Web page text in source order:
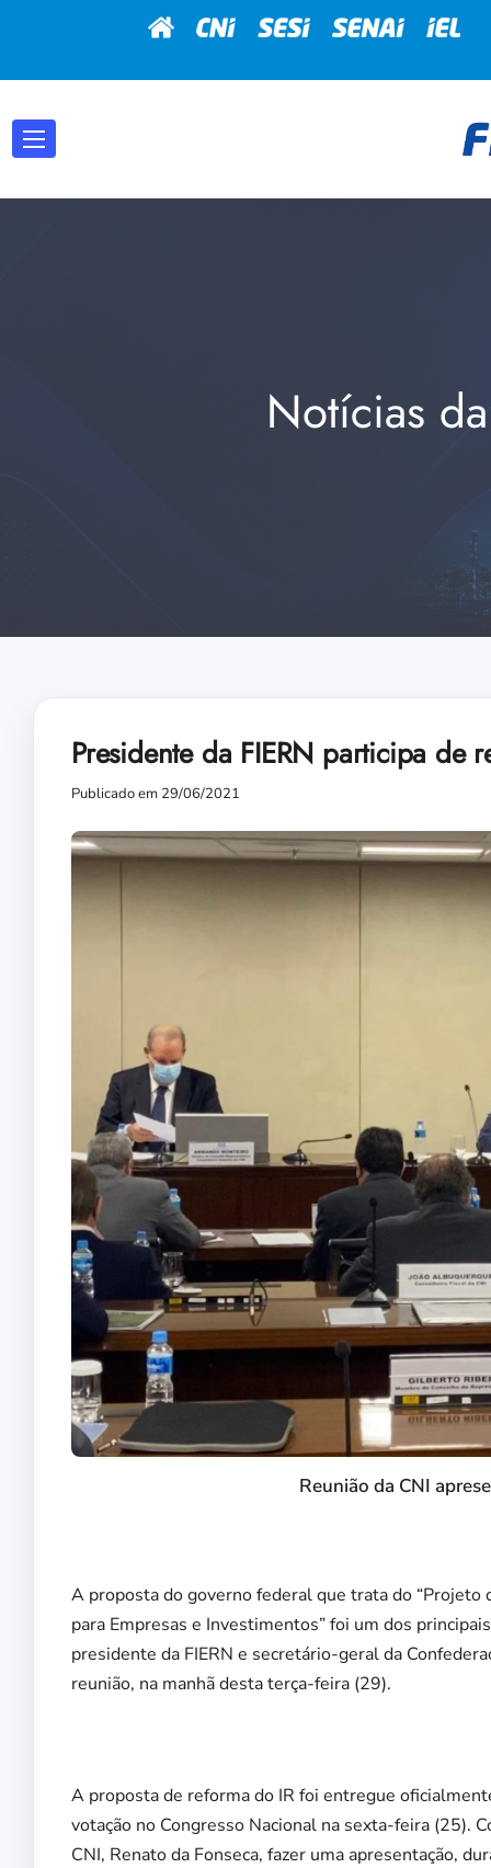
Notícias
Presidente da FIERN participa de
Publicado em 29/06/2021
Reunião da CNI
A proposta do governo federal que trata do “Projeto
para Empresas e Investimentos” foi um dos
presidente da FIERN e secretário-geral da
reunião, na manhã desta terça-feira (29).
A proposta de reforma do IR foi entregue
votação no Congresso Nacional na sexta-feira (25).
CNI, Renato da Fonseca, fazer uma apresentação,